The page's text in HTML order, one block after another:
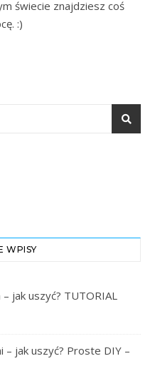
świecie znajdziesz coś
:)
WPISY
jak uszyć? TUTORIAL
– jak uszyć? Proste DIY –